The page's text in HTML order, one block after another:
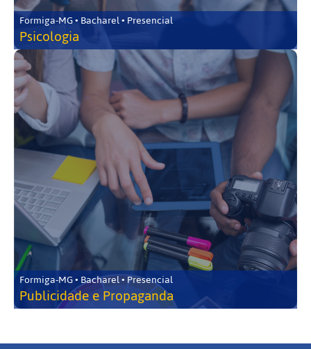
Formiga-MG • Bacharel • Presencial
Psicologia
Formiga-MG • Bacharel • Presencial
Publicidade e Propaganda